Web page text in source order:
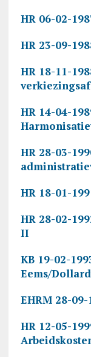
HR 06-02-
HR 23-09-
HR 18-11-
HR 14-04-
HR 28-03-
HR 18-01-
HR 28-02-
II
KB 19-02-
Eems/
EHRM 28-
HR 12-05-